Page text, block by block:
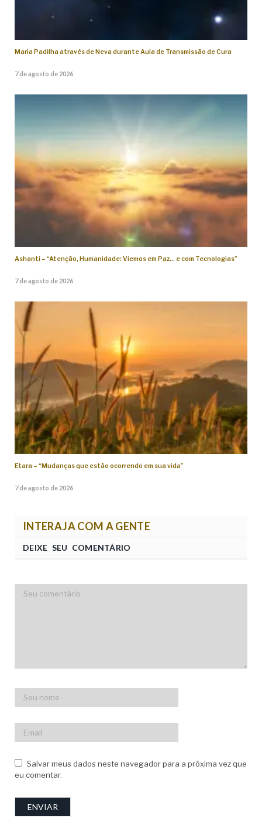
Maria Padilha através de Neva durante Aula de Transmissão de Cura
7 de agosto de 2026
Ashanti – “Atenção, Humanidade: Viemos em Paz… e com Tecnologias”
7 de agosto de 2026
Etara – “Mudanças que estão ocorrendo em sua vida”
7 de agosto de 2026
INTERAJA COM A GENTE
DEIXE SEU COMENTÁRIO
Salvar meus dados neste navegador para a próxima vez que
eu comentar.